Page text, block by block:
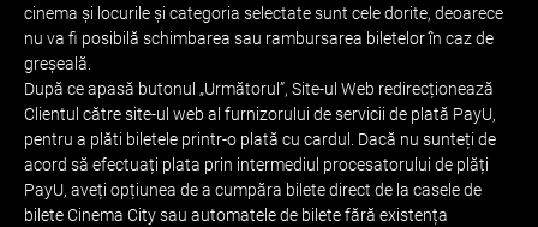
cinema și locurile și categoria selectate sunt cele dorite, deoarece
nu va fi posibilă schimbarea sau rambursarea biletelor în caz de
greșeală.
După ce apasă butonul „Următorul”, Site-ul Web redirecționează
Clientul către site-ul web al furnizorului de servicii de plată PayU,
pentru a plăti biletele printr-o plată cu cardul. Dacă nu sunteți de
acord să efectuați plata prin intermediul procesatorului de plăți
PayU, aveți opțiunea de a cumpăra bilete direct de la casele de
bilete Cinema City sau automatele de bilete fără existența